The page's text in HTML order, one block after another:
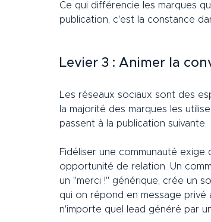
Ce qui différencie les marques
publication, c'est la constance
Levier 3 : Animer la
Les réseaux sociaux sont des
la majorité des marques les
passent à la publication suivante.
Fidéliser une communauté
opportunité de relation. Un
un "merci !" générique, crée un
qui on répond en message
n'importe quel lead généré par